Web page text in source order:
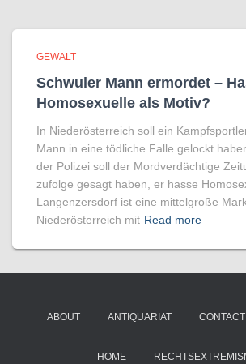
GEWALT
Schwuler Mann ermordet –
Homo­sexuelle als Motiv?
In Niederösterreich soll ein
Mann in eine tödliche Falle gelockt
der Polizei soll der Mordverdächtige
zufolge gesagt haben, er hasse
Langenzersdorf ist eine mittelgroße
Niederösterreich mit Read more
ABOUT ANTIQUARIAT CONTACT
HOME